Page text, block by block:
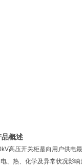
品概述
高压开关柜是向用户供电
、热、化学及异常状况影